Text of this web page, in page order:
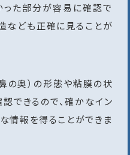
った部分が容易に確認で
なども正確に見ることが
の奥）の形態や粘膜の状
できるので、確かなイン
情報を得ることができま